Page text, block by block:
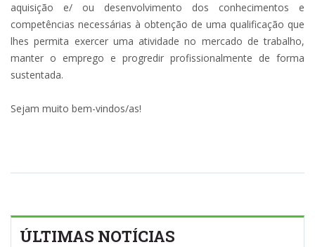
aquisição e/ ou desenvolvimento dos conhecimentos e
competências necessárias à obtenção de uma qualificação que
lhes permita exercer uma atividade no mercado de trabalho,
manter o emprego e progredir profissionalmente de forma
sustentada.
Sejam muito bem-vindos/as!
ÚLTIMAS NOTÍCIAS